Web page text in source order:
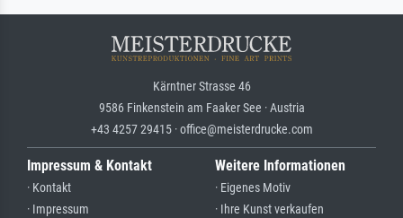
Kärntner Strasse 46
9586 Finkenstein am Faaker See · Austria
+43 4257 29415 · office@meisterdrucke.com
Impressum & Kontakt
· Kontakt
· Impressum
Weitere Informationen
· Eigenes Motiv
· Ihre Kunst verkaufen